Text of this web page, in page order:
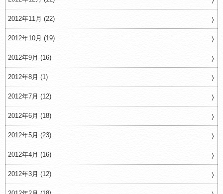
2012年11月 (22)
2012年10月 (19)
2012年9月 (16)
2012年8月 (1)
2012年7月 (12)
2012年6月 (18)
2012年5月 (23)
2012年4月 (16)
2012年3月 (12)